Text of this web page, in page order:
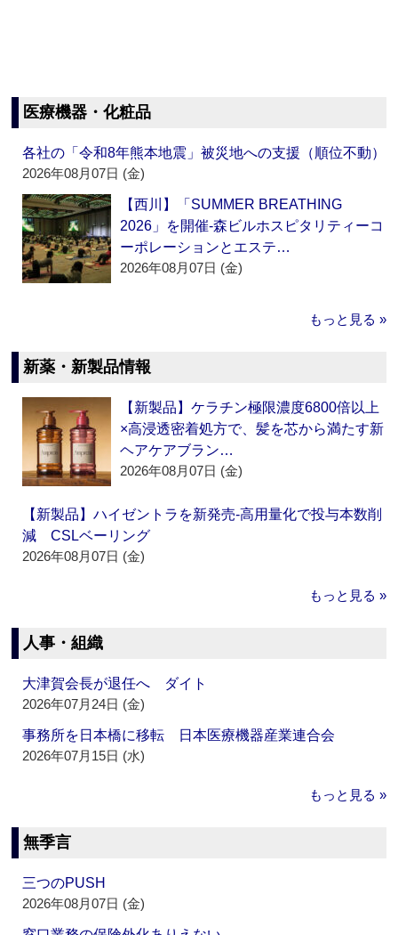
医療機器・化粧品
各社の「令和8年熊本地震」被災地への支援（順位不動）
2026年08月07日 (金)
【西川】「SUMMER BREATHING
2026」を開催‐森ビルホスピタリティーコ
ーポレーションとエステ…
2026年08月07日 (金)
もっと見る »
新薬・新製品情報
【新製品】ケラチン極限濃度6800倍以上
×高浸透密着処方で、髪を芯から満たす新
ヘアケアブラン…
2026年08月07日 (金)
【新製品】ハイゼントラを新発売‐高用量化で投与本数削
減 CSLベーリング
2026年08月07日 (金)
もっと見る »
人事・組織
大津賀会長が退任へ ダイト
2026年07月24日 (金)
事務所を日本橋に移転 日本医療機器産業連合会
2026年07月15日 (水)
もっと見る »
無季言
三つのPUSH
2026年08月07日 (金)